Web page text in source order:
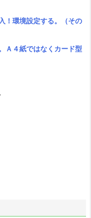
！環境設定する。（その
Ａ４紙ではなくカード型